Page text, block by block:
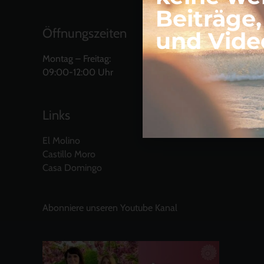
Öffnungszeiten
Montag – Freitag:
09:00-12:00 Uhr
Links
El Molino
Castillo Moro
Casa Domingo
Abonniere unseren Youtube Kanal
und